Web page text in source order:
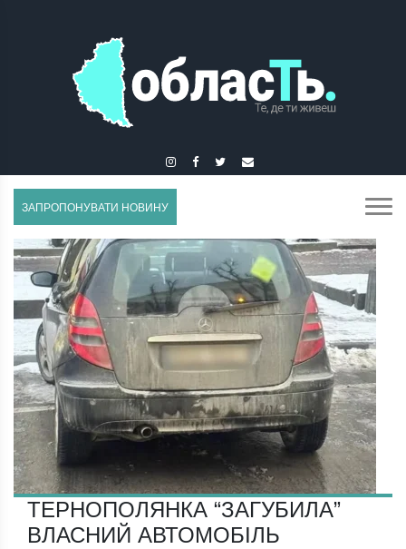
ЗАПРОПОНУВАТИ НОВИНУ
ТЕРНОПОЛЯНКА “ЗАГУБИЛА”
ВЛАСНИЙ АВТОМОБІЛЬ